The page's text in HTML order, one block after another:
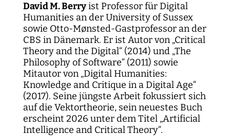
David M. Berryist Professor für Digital
Humanities an der University of Sussex
sowie Otto-Mønsted-Gastprofessor an der
CBS in Dänemark. Er ist Autor von „Critical
Theory and the Digital“ (2014) und „The
Philosophy of Software“ (2011) sowie
Mitautor von „Digital Humanities:
Knowledge and Critique in a Digital Age“
(2017). Seine jüngste Arbeit fokussiert sich
auf die Vektortheorie, sein neuestes Buch
erscheint 2026 unter dem Titel „Artificial
Intelligence and Critical Theory“.